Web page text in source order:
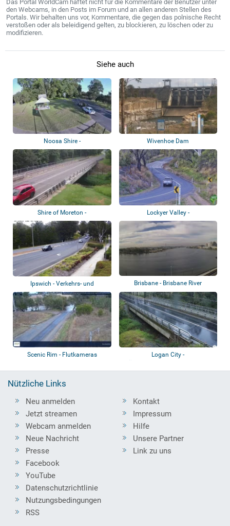
Das Portal WorldCam haftet nicht für die Kommentare der Benutzer unter
den Webcams, in den Posts im Forum und an allen anderen Stellen des
Portals. Wir behalten uns vor, Kommentare, die gegen das polnische Recht
verstoßen oder als beleidigend gelten, zu blockieren, zu löschen oder zu
modifizieren.
Siehe auch
Noosa Shire -
Hochwasserkameras
Wivenhoe Dam
Shire of Moreton -
Hochwasserkameras
Lockyer Valley -
Hochwasserüberwachungsk...
Ipswich - Verkehrs- und
Überschwemmungsk...
Brisbane - Brisbane River
Scenic Rim - Flutkameras
Logan City -
Nützliche Links
Neu anmelden
Jetzt streamen
Webcam anmelden
Neue Nachricht
Presse
Kontakt
Impressum
Hilfe
Unsere Partner
Link zu uns
Facebook
YouTube
Datenschutzrichtlinie
Nutzungsbedingungen
RSS